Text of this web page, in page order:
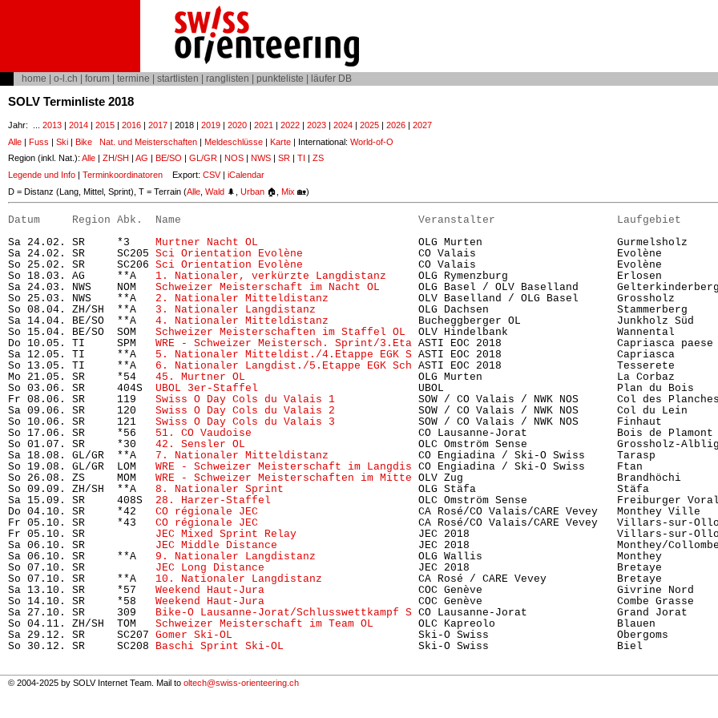
home o-l.ch forum termine startlisten ranglisten punkteliste läufer DB
SOLV Terminliste 2018
Jahr: ... 2013 | 2014 | 2015 | 2016 | 2017 | 2018 | 2019 | 2020 | 2021 | 2022 | 2023 | 2024 | 2025 | 2026 | 2027
Alle | Fuss | Ski | Bike Nat. und Meisterschaften | Meldeschlüsse | Karte | International: World-of-O
Region (inkl. Nat.): Alle ZH/SH AG BE/SO GL/GR NOS NWS SR TI
ZS
Legende und Info | Terminkoordinatoren Export: CSV| iCalendar
D = Distanz (Lang, Mittel, Sprint), T = Terrain (Alle Wald 🌲, Urban 🏠, Mix 🏡)
Datum     Region Abk.  Name                                     Veranstalter                   Laufgebiet
Sa 24.02. SR     *3 Murtner Nacht OL
OLG Murten
Sa 24.02. SR     SC205 Sci Orientation Evolène
CO Valais
So 25.02. SR     SC206 Sci Orientation Evolène
CO Valais
So 18.03. AG     **A 1. Nationaler, verkürzte Langdistanz
OLG Rymenzburg
Sa 24.03. NWS    NOM Schweizer Meisterschaft im Nacht OL
OLG Basel / OLV Baselland
So 25.03. NWS    **A 2. Nationaler Mitteldistanz
OLV Baselland / OLG Basel
So 08.04. ZH/SH  **A 3. Nationaler Langdistanz
OLG Dachsen
Sa 14.04. BE/SO  **A 4. Nationaler Mitteldistanz
Bucheggberger OL
So 15.04. BE/SO  SOM Schweizer Meisterschaften im Staffel OL
OLV Hindelbank
Do 10.05. TI     SPM WRE - Schweizer Meistersch. Sprint/3.Eta ASTI EOC 2018
Sa 12.05. TI     **A 5. Nationaler Mitteldist./4.Etappe EGK S ASTI EOC 2018
So 13.05. TI     **A 6. Nationaler Langdist./5.Etappe EGK Sch ASTI EOC 2018
Mo 21.05. SR     *54 45. Murtner OL
OLG Murten
So 03.06. SR     404S UBOL 3er-Staffel
UBOL
Fr 08.06. SR     119 Swiss O Day Cols du Valais 1
SOW / CO Valais / NWK NOS
Sa 09.06. SR     120 Swiss O Day Cols du Valais 2
SOW / CO Valais / NWK NOS
So 10.06. SR     121 Swiss O Day Cols du Valais 3
SOW / CO Valais / NWK NOS
So 17.06. SR     *56 51. CO Vaudoise
CO Lausanne-Jorat
So 01.07. SR     *30 42. Sensler OL
OLC Omström Sense
Sa 18.08. GL/GR  **A 7. Nationaler Mitteldistanz
CO Engiadina / Ski-O
So 19.08. GL/GR  LOM WRE - Schweizer Meisterschaft im Langdis CO Engiadina / Ski-O
So 26.08. ZS     MOM WRE - Schweizer Meisterschaften im Mitte OLV Zug
So 09.09. ZH/SH  **A 8. Nationaler Sprint
OLG Stäfa
Sa 15.09. SR     408S 28. Harzer-Staffel
OLC Omström Sense
Do 04.10. SR     *42 CO régionale JEC
CA Rosé/CO Valais/CARE Vevey
Fr 05.10. SR     *43 CO régionale JEC
CA Rosé/CO Valais/CARE Vevey
Fr 05.10. SR JEC Mixed Sprint Relay
JEC 2018
Sa 06.10. SR JEC Middle Distance
JEC 2018
Sa 06.10. SR     **A 9. Nationaler Langdistanz
OLG Wallis
So 07.10. SR JEC Long Distance
JEC 2018
So 07.10. SR     **A 10. Nationaler Langdistanz
CA Rosé / CARE Vevey
Sa 13.10. SR     *57 Weekend Haut-Jura
COC Genève
So 14.10. SR     *58 Weekend Haut-Jura
COC Genève
Sa 27.10. SR     309
Bike-O Lausanne-Jorat/Schlusswettkampf S CO Lausanne-Jorat
So 04.11. ZH/SH  TOM Schweizer Meisterschaft im Team OL
OLC Kapreolo
Sa 29.12. SR     SC207 Gomer Ski-OL
Ski-O Swiss
So 30.12. SR     SC208
Baschi Sprint Ski-OL
© 2004-2025 by SOLV Internet Team. Mail to oltech@swiss-orienteering.ch